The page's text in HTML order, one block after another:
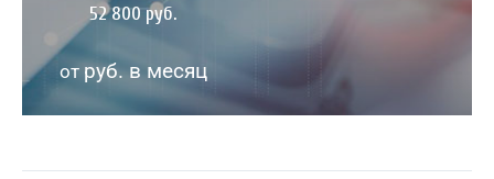
52 800 руб.
от руб. в месяц